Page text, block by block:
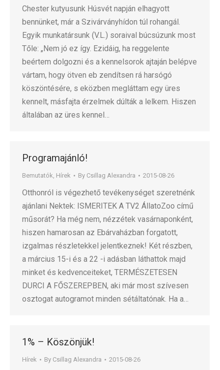
Chester kutyusunk Húsvét napján elhagyott
bennünket, már a Szivárványhídon túl rohangál.
Egyik munkatársunk (V.L.) soraival búcsúzunk most
Tőle: „Nem jó ez így. Ezidáig, ha reggelente
beértem dolgozni és a kennelsorok ajtaján belépve
vártam, hogy ötven eb zendítsen rá harsógó
köszöntésére, s eközben megláttam egy üres
kennelt, másfajta érzelmek dúlták a lelkem. Hiszen
általában az üres kennel…
Programajánló!
Bemutatók, Hírek By Csillag Alexandra 2015-08-26
Otthonról is végezhető tevékenységet szeretnénk
ajánlani Nektek: ISMERITEK A TV2 ÁllatoZoo című
műsorát? Ha még nem, nézzétek vasárnaponként,
hiszen hamarosan az Ebárvaházban forgatott,
izgalmas részletekkel jelentkeznek! Két részben,
a március 15-i és a 22 -i adásban láthattok majd
minket és kedvenceiteket, TERMÉSZETESEN
DURCI A FŐSZEREPBEN, aki már most szívesen
osztogat autogramot minden sétáltatónak. Ha a…
1% – Köszönjük!
Hírek By Csillag Alexandra 2015-08-26